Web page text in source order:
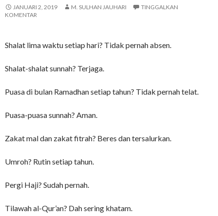
JANUARI 2, 2019 M. SULHAN JAUHARI
TINGGALKAN
KOMENTAR
Shalat lima waktu setiap hari? Tidak pernah absen.
Shalat-shalat sunnah? Terjaga.
Puasa di bulan Ramadhan setiap tahun? Tidak pernah telat.
Puasa-puasa sunnah? Aman.
Zakat mal dan zakat fitrah? Beres dan tersalurkan.
Umroh? Rutin setiap tahun.
Pergi Haji? Sudah pernah.
Tilawah al-Qur’an? Dah sering khatam.